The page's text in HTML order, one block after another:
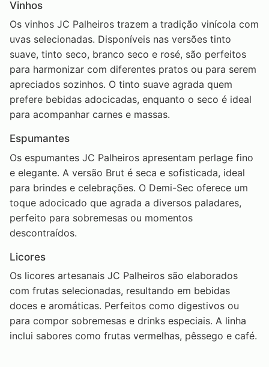
Vinhos
Os vinhos JC Palheiros trazem a tradição vinícola com
uvas selecionadas. Disponíveis nas versões tinto
suave, tinto seco, branco seco e rosé, são perfeitos
para harmonizar com diferentes pratos ou para serem
apreciados sozinhos. O tinto suave agrada quem
prefere bebidas adocicadas, enquanto o seco é ideal
para acompanhar carnes e massas.
Espumantes
Os espumantes JC Palheiros apresentam perlage fino
e elegante. A versão Brut é seca e sofisticada, ideal
para brindes e celebrações. O Demi-Sec oferece um
toque adocicado que agrada a diversos paladares,
perfeito para sobremesas ou momentos
descontraídos.
Licores
Os licores artesanais JC Palheiros são elaborados
com frutas selecionadas, resultando em bebidas
doces e aromáticas. Perfeitos como digestivos ou
para compor sobremesas e drinks especiais. A linha
inclui sabores como frutas vermelhas, pêssego e café.